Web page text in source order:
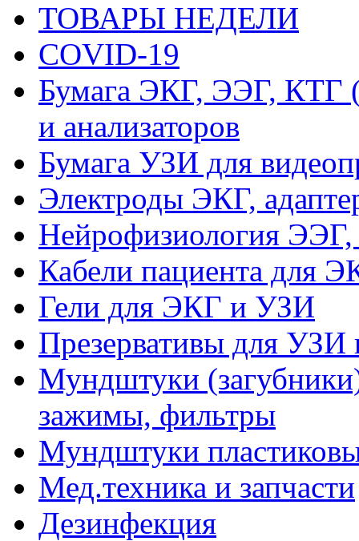
ТОВАРЫ НЕДЕЛИ
COVID-19
Бумага ЭКГ, ЭЭГ, КТГ
и анализаторов
Бумага УЗИ для
Электроды ЭКГ,
Нейрофизиология
Кабели пациента для
Гели для ЭКГ и УЗИ
Презервативы для УЗИ
Мундштуки
зажимы, фильтры
Мундштуки
Мед.техника и запчасти
Дезинфекция